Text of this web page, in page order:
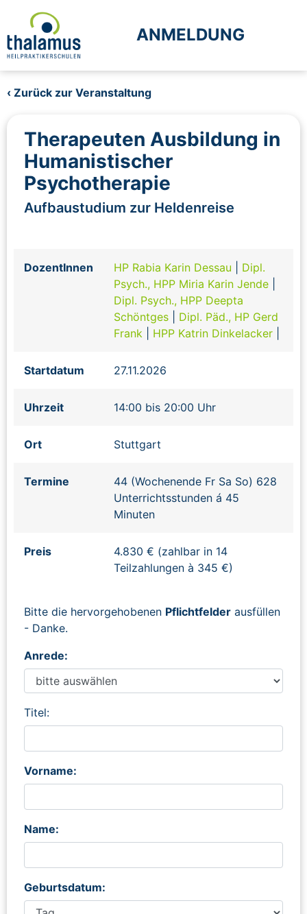
ANMELDUNG
‹ Zurück zur Veranstaltung
Therapeuten Ausbildung in
Humanistischer
Psychotherapie
Aufbaustudium zur Heldenreise
DozentInnen HP Rabia Karin Dessau
Dipl.
Psych., HPP Miria Karin Jende
Dipl. Psych., HPP Deepta
Schöntges
Dipl. Päd., HP Gerd
Frank
HPP Katrin Dinkelacker
Startdatum 27.11.2026
Uhrzeit 14:00 bis 20:00 Uhr
Ort Stuttgart
Termine
44 (Wochenende Fr Sa So) 628
Unterrichtsstunden á 45
Minuten
Preis
4.830 € (zahlbar in 14
Teilzahlungen à 345 €)
Bitte die hervorgehobenen Pflichtfelder ausfüllen
- Danke.
Anrede:
Titel:
Vorname:
Name:
Geburtsdatum: